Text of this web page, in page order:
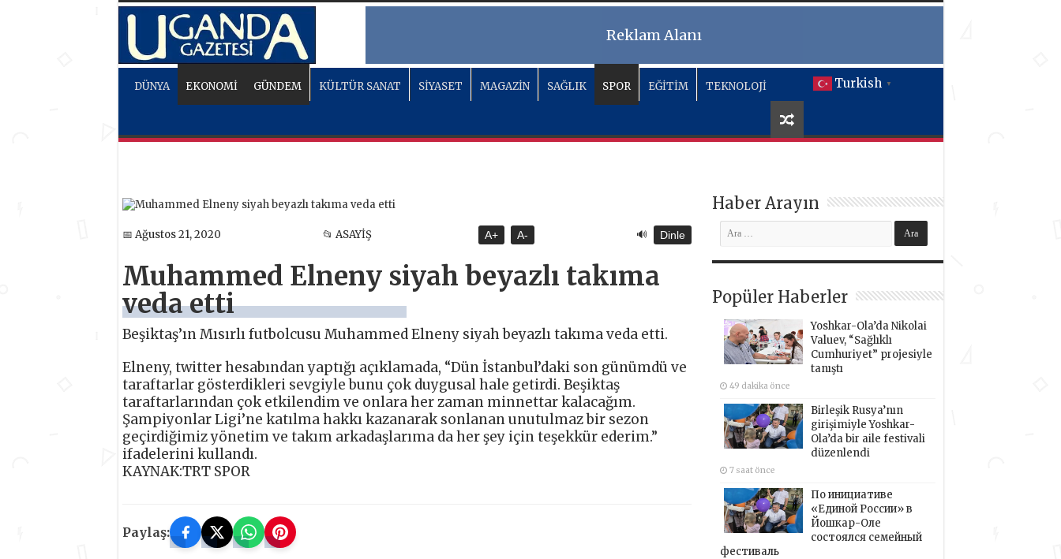
Reklam Alanı
Turkish ▼
DÜNYA EKONOMİ GÜNDEM KÜLTÜR SANAT SİYASET MAGAZİN SAĞLIK SPOR EĞİTİM TEKNOLOJİ
📅 Ağustos 21, 2020 📂 ASAYİŞ A+ A- 🔊 Dinle
Muhammed Elneny siyah beyazlı takıma
veda etti
Beşiktaş’ın Mısırlı futbolcusu Muhammed Elneny siyah beyazlı takıma veda etti.
Elneny, twitter hesabından yaptığı açıklamada, “Dün İstanbul’daki son günümdü ve
taraftarlar gösterdikleri sevgiyle bunu çok duygusal hale getirdi. Beşiktaş
taraftarlarından çok etkilendim ve onlara her zaman minnettar kalacağım.
Şampiyonlar Ligi’ne katılma hakkı kazanarak sonlanan unutulmaz bir sezon
geçirdiğimiz yönetim ve takım arkadaşlarıma da her şey için teşekkür ederim.”
ifadelerini kullandı.
KAYNAK:TRT SPOR
Paylaş:
Haber Arayın
Popüler Haberler
Yoshkar-Ola’da Nikolai
Valuev, “Sağlıklı
Cumhuriyet” projesiyle
tanıştı
49 dakika önce
Birleşik Rusya’nın
girişimiyle Yoshkar-
Ola’da bir aile festivali
düzenlendi
7 saat önce
По инициативе
«Единой России» в
Йошкар-Оле
состоялся семейный
фестиваль